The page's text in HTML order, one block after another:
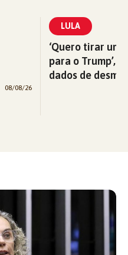
08/08/26
LULA
‘Quero tirar
para o Trump’,
dados de